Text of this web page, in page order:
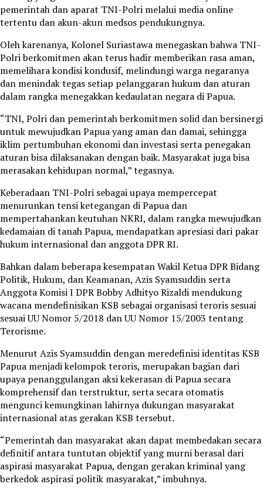
pemerintah dan aparat TNI-Polri melalui media online
tertentu dan akun-akun medsos pendukungnya.
Oleh karenanya, Kolonel Suriastawa menegaskan bahwa TNI-
Polri berkomitmen akan terus hadir memberikan rasa aman,
memelihara kondisi kondusif, melindungi warga negaranya
dan menindak tegas setiap pelanggaran hukum dan aturan
dalam rangka menegakkan kedaulatan negara di Papua.
“TNI, Polri dan pemerintah berkomitmen solid dan bersinergi
untuk mewujudkan Papua yang aman dan damai, sehingga
iklim pertumbuhan ekonomi dan investasi serta penegakan
aturan bisa dilaksanakan dengan baik. Masyarakat juga bisa
merasakan kehidupan normal,” tegasnya.
Keberadaan TNI-Polri sebagai upaya mempercepat
menurunkan tensi ketegangan di Papua dan
mempertahankan keutuhan NKRI, dalam rangka mewujudkan
kedamaian di tanah Papua, mendapatkan apresiasi dari pakar
hukum internasional dan anggota DPR RI.
Bahkan dalam beberapa kesempatan Wakil Ketua DPR Bidang
Politik, Hukum, dan Keamanan, Azis Syamsuddin serta
Anggota Komisi I DPR Bobby Adhityo Rizaldi mendukung
wacana mendefinisikan KSB sebagai organisasi teroris sesuai
sesuai UU Nomor 5/2018 dan UU Nomor 15/2003 tentang
Terorisme.
Menurut Azis Syamsuddin dengan meredefinisi identitas KSB
Papua menjadi kelompok teroris, merupakan bagian dari
upaya penanggulangan aksi kekerasan di Papua secara
komprehensif dan terstruktur, serta secara otomatis
mengunci kemungkinan lahirnya dukungan masyarakat
internasional atas gerakan KSB tersebut.
“Pemerintah dan masyarakat akan dapat membedakan secara
definitif antara tuntutan objektif yang murni berasal dari
aspirasi masyarakat Papua, dengan gerakan kriminal yang
berkedok aspirasi politik masyarakat,” imbuhnya.